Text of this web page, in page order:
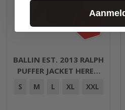
BALLIN EST. 2013 RALPH
PUFFER JACKET HEREN
-63%
S M L XL XXL